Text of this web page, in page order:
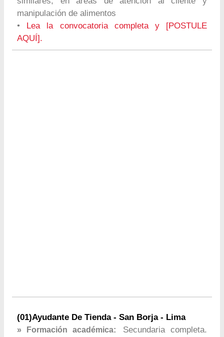
manipulación de alimentos
•
Lea la convocatoria completa y [POSTULE
AQUÍ].
(01)Ayudante De Tienda - San Borja - Lima
» Formación académica:
Secundaria completa.